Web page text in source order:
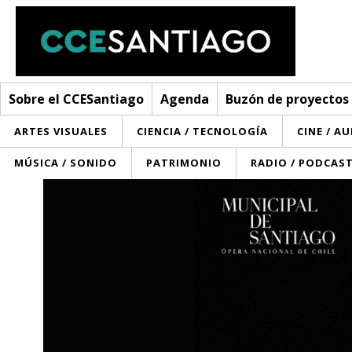
Sobre el CCESantiago Agenda Buzón de proyectos
ARTES VISUALES CIENCIA / TECNOLOGÍA CINE /
MÚSICA / SONIDO PATRIMONIO RADIO / PODCAST